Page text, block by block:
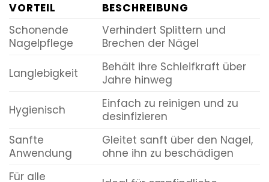
VORTEIL
BESCHREIBUNG
Schonende
Nagelpflege
Verhindert Splittern und
Brechen der Nägel
Langlebigkeit
Behält ihre Schleifkraft über
Jahre hinweg
Hygienisch
Einfach zu reinigen und zu
desinfizieren
Sanfte
Anwendung
Gleitet sanft über den Nagel,
ohne ihn zu beschädigen
Für alle